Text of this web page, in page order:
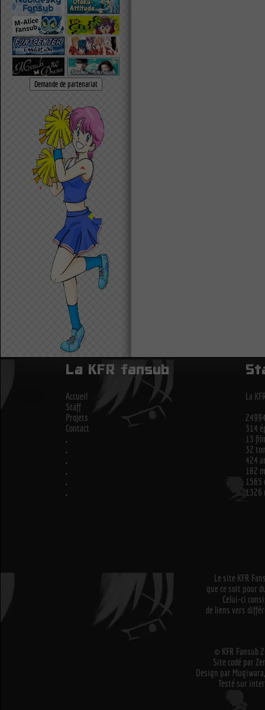
La KFR fansub
Accueil
Staff
Projets
Contact
.
.
.
.
.
.
La
314
13
32
424
182
1565
1326
Le site KFR
que ce soit pour
Celui-ci
de liens vers
© KFR Fansub
Site codé par
Design par
Testé sur